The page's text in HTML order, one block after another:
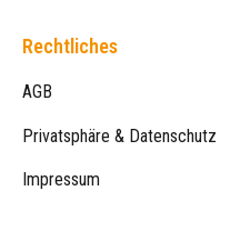
Rechtliches
AGB
Privatsphäre & Datenschutz
Impressum